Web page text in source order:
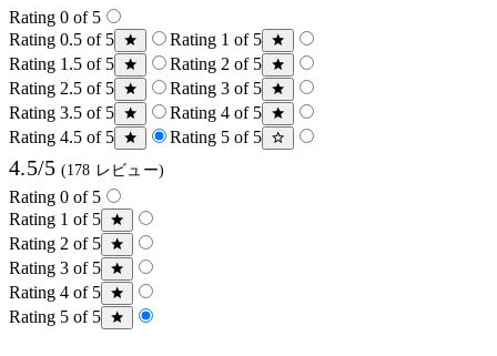
Rating 0 of 5
Rating 0.5 of 5
Rating 1 of 5
Rating 1.5 of 5
Rating 2 of 5
Rating 2.5 of 5
Rating 3 of 5
Rating 3.5 of 5
Rating 4 of 5
Rating 4.5 of 5
Rating 5 of 5
4.5/5 (178 レビュー)
Rating 0 of 5
Rating 1 of 5
Rating 2 of 5
Rating 3 of 5
Rating 4 of 5
Rating 5 of 5